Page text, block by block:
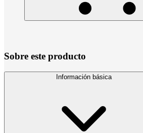
Sobre este producto
Información básica